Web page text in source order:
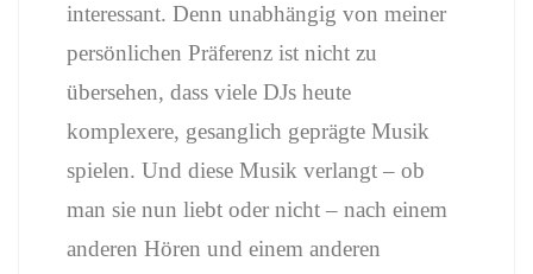
interessant. Denn unabhängig von meiner
persönlichen Präferenz ist nicht zu
übersehen, dass viele DJs heute
komplexere, gesanglich geprägte Musik
spielen. Und diese Musik verlangt – ob
man sie nun liebt oder nicht – nach einem
anderen Hören und einem anderen